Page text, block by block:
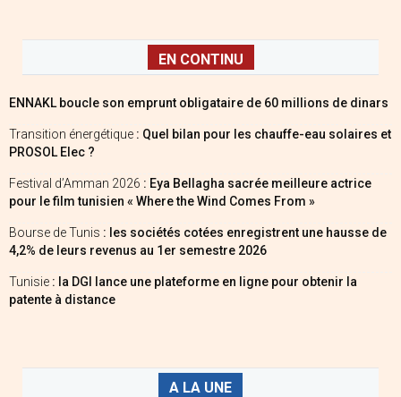
EN CONTINU
ENNAKL boucle son emprunt obligataire de 60 millions de dinars
Transition énergétique : Quel bilan pour les chauffe-eau solaires et
PROSOL Elec ?
Festival d’Amman 2026 : Eya Bellagha sacrée meilleure actrice
pour le film tunisien « Where the Wind Comes From »
Bourse de Tunis : les sociétés cotées enregistrent une hausse de
4,2% de leurs revenus au 1er semestre 2026
Tunisie : la DGI lance une plateforme en ligne pour obtenir la
patente à distance
A LA UNE